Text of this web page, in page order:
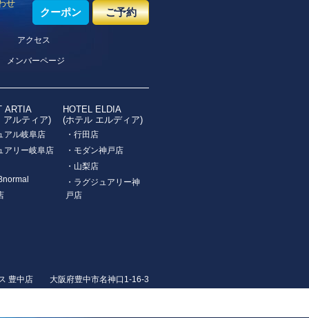
せ
クーポン ご予約
アクセス
メンバーページ
ARTIA
アルティア)
アル岐阜店
アリー岐阜店
HOTEL ELDIA
(ホテル エルディア)
・行田店
・モダン神戸店
・山梨店
・ラグジュアリー神
戸店
豊中店 大阪府豊中市名神口1-16-3